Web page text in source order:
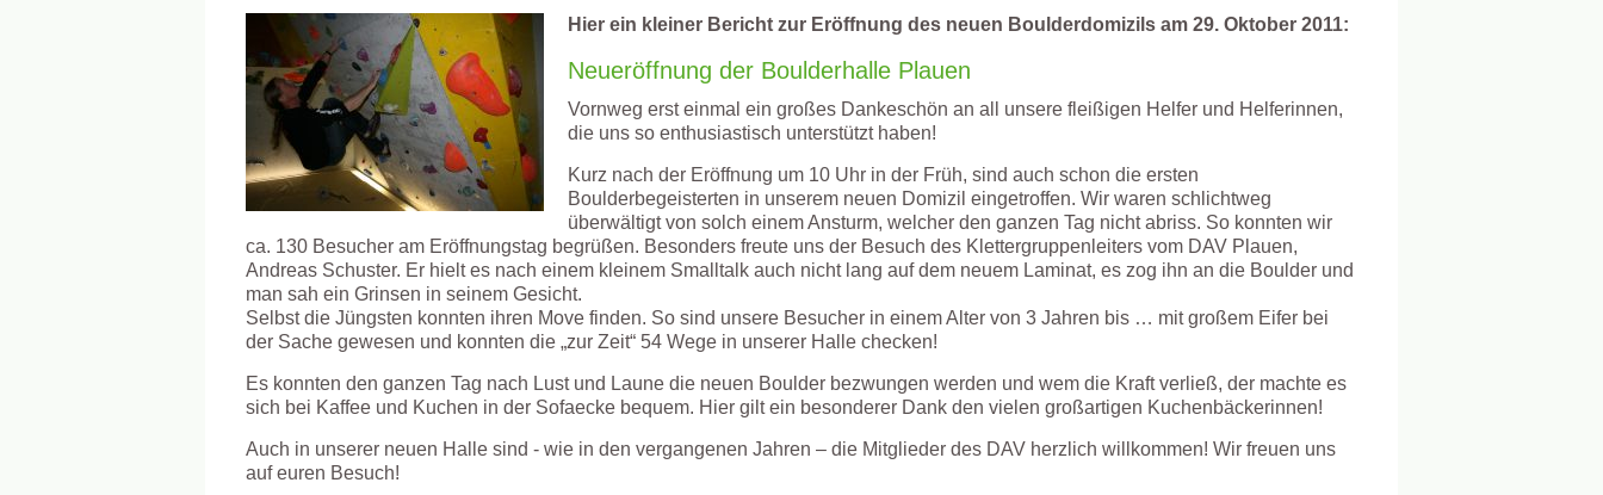
Hier ein kleiner Bericht zur Eröffnung des neuen Boulderdomizils am 29. Oktober 2011:
Neueröffnung der Boulderhalle Plauen
Vornweg erst einmal ein großes Dankeschön an all unsere fleißigen Helfer und Helferinnen,
die uns so enthusiastisch unterstützt haben!
Kurz nach der Eröffnung um 10 Uhr in der Früh, sind auch schon die ersten
Boulderbegeisterten in unserem neuen Domizil eingetroffen. Wir waren schlichtweg
überwältigt von solch einem Ansturm, welcher den ganzen Tag nicht abriss. So konnten wir
ca. 130 Besucher am Eröffnungstag begrüßen. Besonders freute uns der Besuch des Klettergruppenleiters vom DAV Plauen,
Andreas Schuster. Er hielt es nach einem kleinem Smalltalk auch nicht lang auf dem neuem Laminat, es zog ihn an die Boulder und
man sah ein Grinsen in seinem Gesicht.
Selbst die Jüngsten konnten ihren Move finden. So sind unsere Besucher in einem Alter von 3 Jahren bis … mit großem Eifer bei
der Sache gewesen und konnten die „zur Zeit“ 54 Wege in unserer Halle checken!
Es konnten den ganzen Tag nach Lust und Laune die neuen Boulder bezwungen werden und wem die Kraft verließ, der machte es
sich bei Kaffee und Kuchen in der Sofaecke bequem. Hier gilt ein besonderer Dank den vielen großartigen Kuchenbäckerinnen!
Auch in unserer neuen Halle sind - wie in den vergangenen Jahren – die Mitglieder des DAV herzlich willkommen! Wir freuen uns
auf euren Besuch!